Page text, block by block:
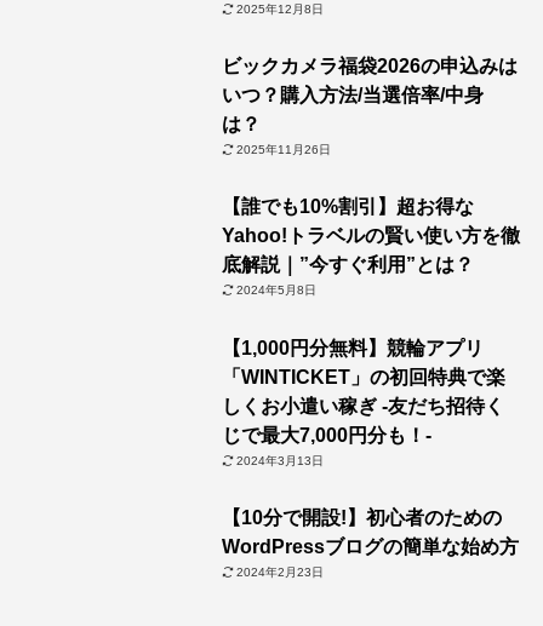
2025年12月8日
ビックカメラ福袋2026の申込みは
いつ？購入方法/当選倍率/中身
は？
2025年11月26日
【誰でも10%割引】超お得な
Yahoo!トラベルの賢い使い方を徹
底解説｜”今すぐ利用”とは？
2024年5月8日
【1,000円分無料】競輪アプリ
「WINTICKET」の初回特典で楽
しくお小遣い稼ぎ -友だち招待く
じで最大7,000円分も！-
2024年3月13日
【10分で開設!】初心者のための
WordPressブログの簡単な始め方
2024年2月23日